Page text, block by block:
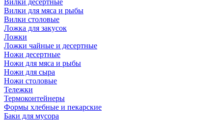
Вилки десертные
Вилки для мяса и рыбы
Вилки столовые
Ложка для закусок
Ложки
Ложки чайные и десертные
Ножи десертные
Ножи для мяса и рыбы
Ножи для сыра
Ножи столовые
Тележки
Термоконтейнеры
Формы хлебные и пекарские
Баки для мусора